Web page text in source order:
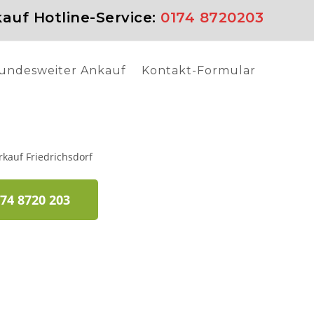
Hotline-Service: 0174 8720203
Ankauf Kontakt-Formular
8720 203